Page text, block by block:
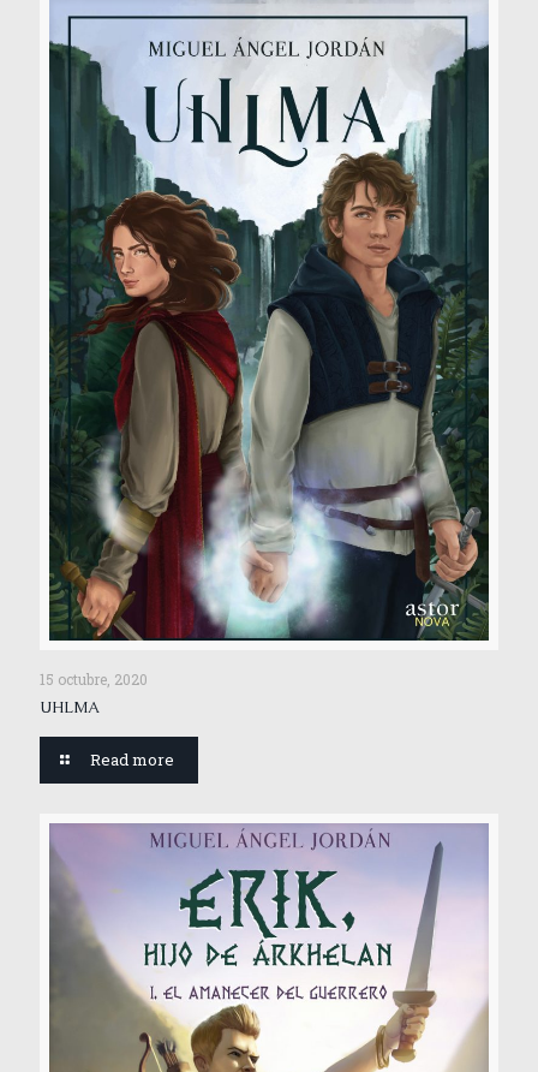
15 octubre, 2020
UHLMA
Read more